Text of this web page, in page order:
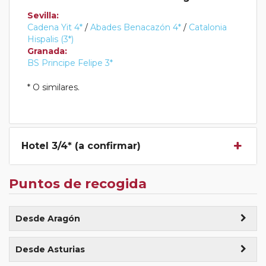
Sevilla:
Cadena Yit 4* / Abades Benacazón 4* / Catalonia
Hispalis (3*)
Granada:
BS Principe Felipe 3*
* O similares.
Hotel 3/4* (a confirmar)
Puntos de recogida
Desde Aragón
Desde Asturias